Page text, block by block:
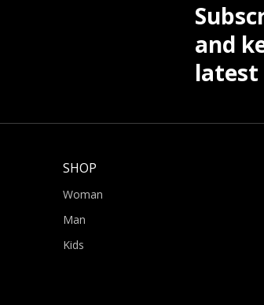
and
latest
SHOP
Woman
Man
Kids